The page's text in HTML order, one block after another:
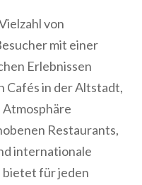
von
mit einer
Erlebnissen
Cafés in der Altstadt,
Atmosphäre
Restaurants,
internationale
bietet für jeden